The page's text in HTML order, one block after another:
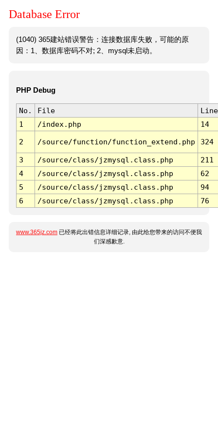
Database Error
(1040) 365建站错误警告：连接数据库失败，可能的原
因：1、数据库密码不对; 2、mysql未启动。
PHP Debug
No. File
Line
1
/index.php 14
2 /source/function/function_extend.php 324
3 /source/class/jzmysql.class.php
211
4
/source/class/jzmysql.class.php
62
5
/source/class/jzmysql.class.php
94
6
/source/class/jzmysql.class.php 76
www.365jz.com 已经将此出错信息详细记录, 由此给您带来的访问不便我
们深感歉意.